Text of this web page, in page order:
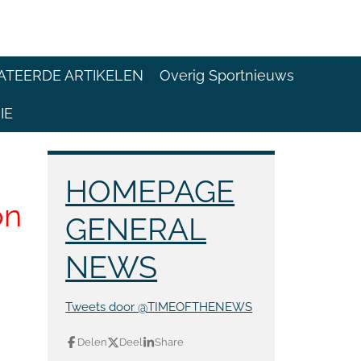
ARTIKELEN Overig Sportnieuws
HOMEPAGE
GENERAL
NEWS
Tweets door @TIMEOFTHENEWS
Delen Deel Share